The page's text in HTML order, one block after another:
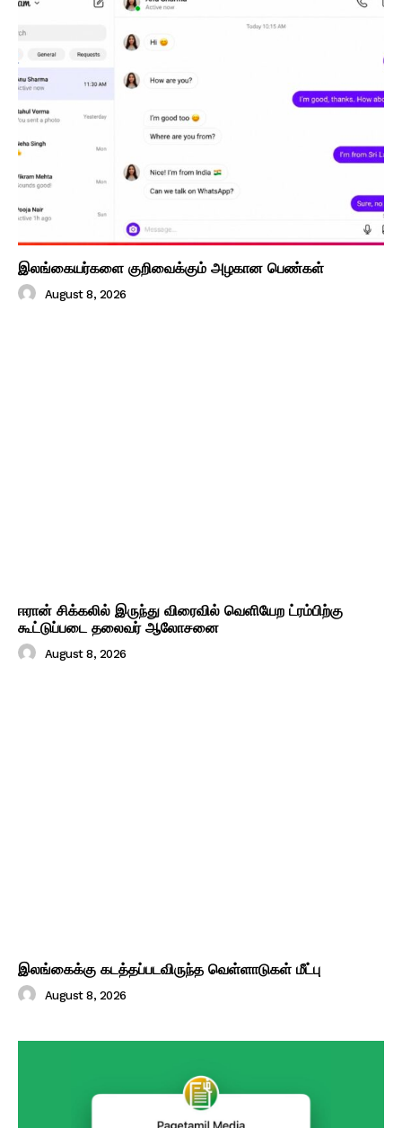
இலங்கையர்களை குறிவைக்கும் அழகான பெண்கள்
August 8, 2026
ஈரான் சிக்கலில் இருந்து விரைவில் வெளியேற ட்ரம்பிற்கு
கூட்டுப்படை தலைவர் ஆலோசனை
August 8, 2026
இலங்கைக்கு கடத்தப்படவிருந்த வெள்ளாடுகள் மீட்பு
August 8, 2026